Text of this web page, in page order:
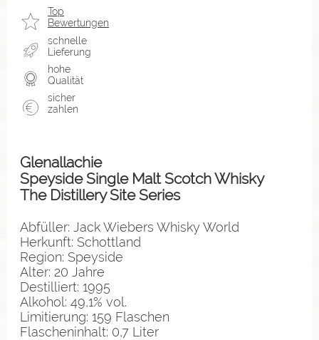
Top
Bewertungen
schnelle
Lieferung
hohe
Qualität
sicher
zahlen
Glenallachie
Speyside Single Malt Scotch Whisky
The Distillery Site Series
Abfüller: Jack Wiebers Whisky World
Herkunft: Schottland
Region: Speyside
Alter: 20 Jahre
Destilliert: 1995
Alkohol: 49,1% vol.
Limitierung: 159 Flaschen
Flascheninhalt: 0,7 Liter